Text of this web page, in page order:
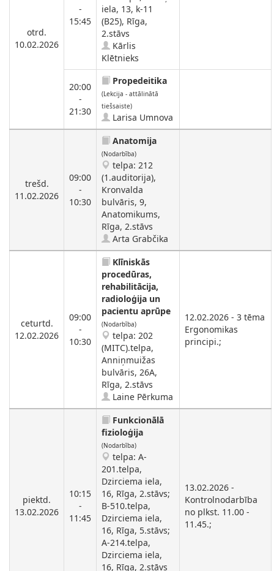
otrd.
10.02.2026
-
15:45
iela, 13, k-11
(B25), Rīga,
2.stāvs
Kārlis
Klētnieks
20:00
-
21:30
Propedeitika
(Lekcija - attālinātā
tiešsaiste)
Larisa Umnova
trešd.
11.02.2026
09:00
-
10:30
Anatomija
(Nodarbība)
telpa: 212
(1.auditorija),
Kronvalda
bulvāris, 9,
Anatomikums,
Rīga, 2.stāvs
Arta Grabčika
ceturtd.
12.02.2026
09:00
-
10:30
Klīniskās
procedūras,
rehabilitācija,
radioloģija un
pacientu aprūpe
(Nodarbība)
telpa: 202
(MITC).telpa,
Anniņmuižas
bulvāris, 26A,
Rīga, 2.stāvs
Laine Pērkuma
12.02.2026 - 3 tēma
Ergonomikas
principi.;
piektd.
13.02.2026
10:15
-
11:45
Funkcionālā
fizioloģija
(Nodarbība)
telpa: A-
201.telpa,
Dzirciema iela,
16, Rīga, 2.stāvs;
B-510.telpa,
Dzirciema iela,
16, Rīga, 5.stāvs;
A-214.telpa,
Dzirciema iela,
16, Rīga, 2.stāvs
13.02.2026 -
Kontrolnodarbība
no plkst. 11.00 -
11.45.;